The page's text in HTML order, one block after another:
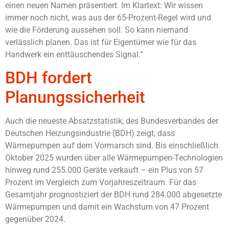
einen neuen Namen präsentiert. Im Klartext: Wir wissen
immer noch nicht, was aus der 65-Prozent-Regel wird und
wie die Förderung aussehen soll. So kann niemand
verlässlich planen. Das ist für Eigentümer wie für das
Handwerk ein enttäuschendes Signal.“
BDH fordert
Planungssicherheit
Auch die neueste Absatzstatistik, des Bundesverbandes der
Deutschen Heizungsindustrie (BDH) zeigt, dass
Wärmepumpen auf dem Vormarsch sind. Bis einschließlich
Oktober 2025 wurden über alle Wärmepumpen-Technologien
hinweg rund 255.000 Geräte verkauft – ein Plus von 57
Prozent im Vergleich zum Vorjahreszeitraum. Für das
Gesamtjahr prognostiziert der BDH rund 284.000 abgesetzte
Wärmepumpen und damit ein Wachstum von 47 Prozent
gegenüber 2024.